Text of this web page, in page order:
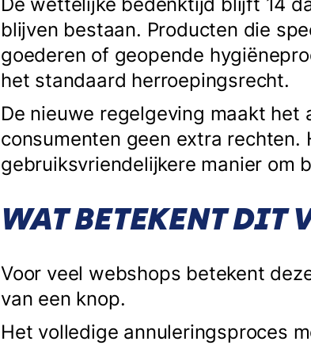
blijven bestaan. Producten die
goederen of geopende
het standaard herroepingsrecht.
De nieuwe regelgeving maakt het
consumenten geen extra rechten.
gebruiksvriendelijkere manier om
WAT BETEKENT DIT
Voor veel webshops betekent
van een knop.
Het volledige annuleringsproces